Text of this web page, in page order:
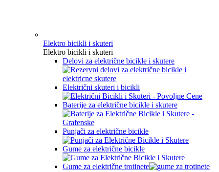
Elektro bicikli i skuteri
Elektro bicikli i skuteri
Delovi za električne bicikle i skutere
Električni skuteri i bicikli
Baterije za električne bicikle i skutere
Punjači za električne bicikle
Gume za električne bicikle
Gume za električne trotinete